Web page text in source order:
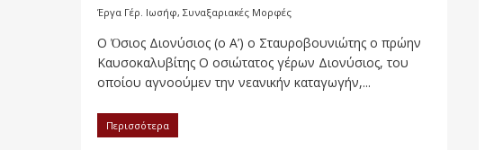
Έργα Γέρ. Ιωσήφ, Συναξαριακές Μορφές
O Ὀσιος Διονύσιος (ο Α’) ο Σταυροβουνιώτης ο πρώην
Καυσοκαλυβίτης Ο οσιώτατος γέρων Διονύσιος, του
οποίου αγνοούμεν την νεανικήν καταγωγήν,...
Περισσότερα